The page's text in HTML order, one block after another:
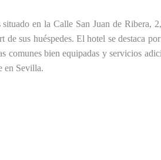
en la Calle San Juan de Ribera,
de sus huéspedes. El hotel se destaca
comunes bien equipadas y servicios
en Sevilla.